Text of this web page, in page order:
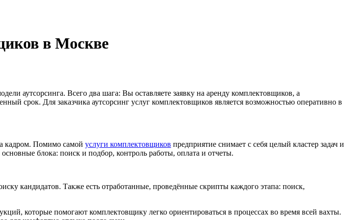
в Москве
аутсорсинга. Всего два шага: Вы оставляете заявку на аренду комплектовщиков, а
срок. Для заказчика аутсорсинг услуг комплектовщиков является возможностью оперативно в
кадром. Помимо самой услуги комплектовщиков предприятие снимает с себя целый кластер задач и
блока: поиск и подбор, контроль работы, оплата и отчеты.
кандидатов. Также есть отработанные, проведённые скрипты каждого этапа: поиск,
которые помогают комплектовщику легко ориентироваться в процессах во время всей вахты.